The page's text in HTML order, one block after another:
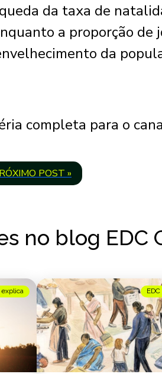
da taxa de
a proporção de
da
completa para o
POST »
no blog EDC
explica